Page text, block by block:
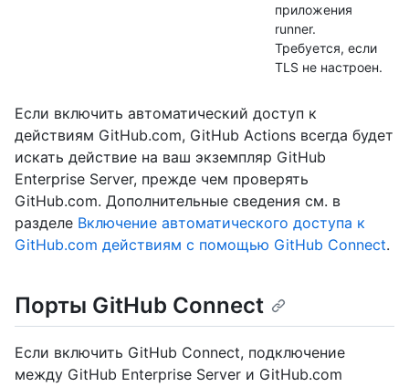
приложения
runner.
Требуется, если
TLS не настроен.
Если включить автоматический доступ к
действиям GitHub.com, GitHub Actions всегда будет
искать действие на ваш экземпляр GitHub
Enterprise Server, прежде чем проверять
GitHub.com. Дополнительные сведения см. в
разделе Включение автоматического доступа к
GitHub.com действиям с помощью GitHub Connect.
Порты GitHub Connect
Если включить GitHub Connect, подключение
между GitHub Enterprise Server и GitHub.com